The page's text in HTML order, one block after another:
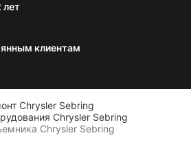
лет
клиентам
Chrysler Sebring
Chrysler Sebring
Chrysler Sebring